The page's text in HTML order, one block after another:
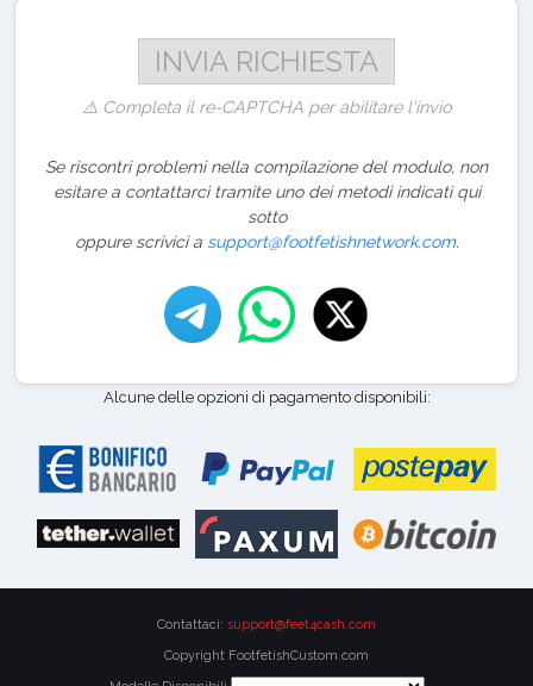
⚠️ Completa il re-CAPTCHA per abilitare l'invio
Se riscontri problemi nella compilazione del modulo, non
esitare a contattarci tramite uno dei metodi indicati qui
sotto
oppure scrivici a support@footfetishnetwork.com.
Alcune delle opzioni di pagamento disponibili:
Contattaci: support@feet4cash.com
Copyright FootfetishCustom.com